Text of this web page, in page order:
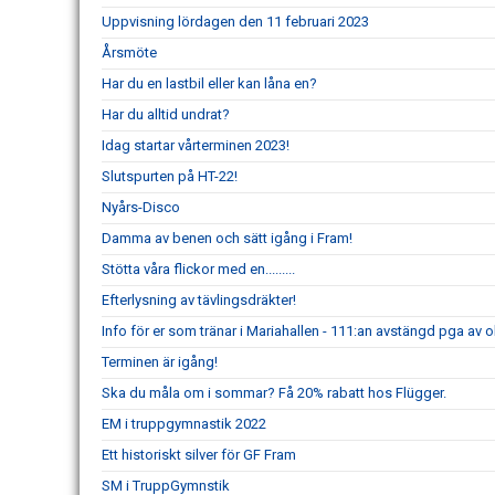
Uppvisning lördagen den 11 februari 2023
Årsmöte
Har du en lastbil eller kan låna en?
Har du alltid undrat?
Idag startar vårterminen 2023!
Slutspurten på HT-22!
Nyårs-Disco
Damma av benen och sätt igång i Fram!
Stötta våra flickor med en.........
Efterlysning av tävlingsdräkter!
Info för er som tränar i Mariahallen - 111:an avstängd pga av
Terminen är igång!
Ska du måla om i sommar? Få 20% rabatt hos Flügger.
EM i truppgymnastik 2022
Ett historiskt silver för GF Fram
SM i TruppGymnstik